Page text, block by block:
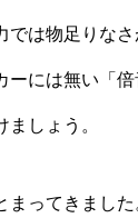
では物足りな
ーには無い「
ましょう。
ってきました